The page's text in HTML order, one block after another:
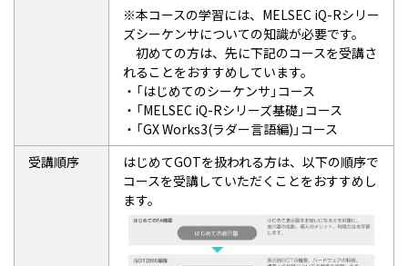
※本コースの学習には、MELSEC iQ-Rシリー
ズシーケンサについての知識が必要です。
初めての方は、先に下記のコースを受講さ
れることをおすすめしています。
・「はじめてのシーケンサ」コース
・「MELSEC iQ-Rシリーズ基礎」コース
・「GX Works3(ラダー言語編)」コース
受講順序
はじめてGOTを扱われる方は、以下の順序で
コースを受講していただくことをおすすめし
ます。